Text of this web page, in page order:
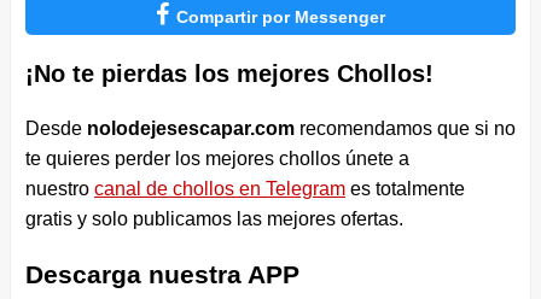
 Compartir por Messenger
¡No te pierdas los mejores Chollos!
Desde nolodejesescapar.comrecomendamos que si no
te quieres perder los mejores chollos únete a
nuestro canal de chollos en Telegrames totalmente
gratis y solo publicamos las mejores ofertas.
Descarga nuestra APP